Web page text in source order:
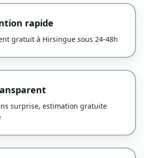
rapide
gratuit à Hirsingue sous 24-48h
surprise, estimation gratuite